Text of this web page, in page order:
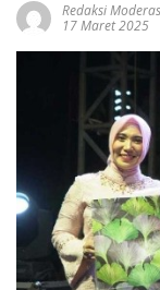
Redaksi
17 Maret 2025